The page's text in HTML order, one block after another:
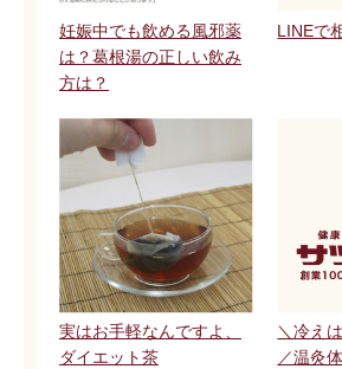
妊娠中でも飲める風邪薬
は？葛根湯の正しい飲み
方は？
LINEで
実はお手軽なんですよ、
ダイエット茶
＼冷え
／温灸